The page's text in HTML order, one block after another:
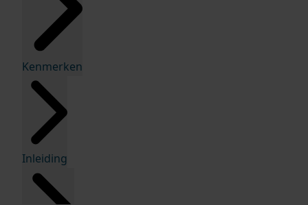
Kenmerken
Inleiding